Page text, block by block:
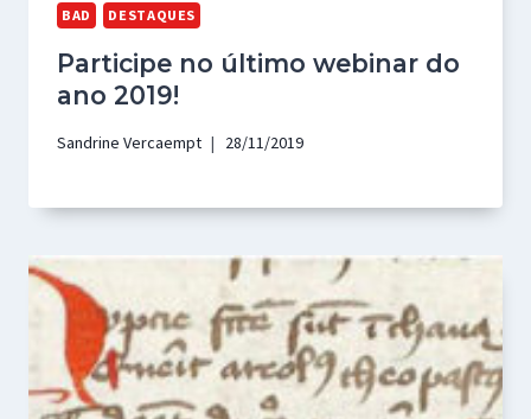
BAD DESTAQUES
Participe no último webinar do
ano 2019!
Sandrine Vercaempt 28/11/2019